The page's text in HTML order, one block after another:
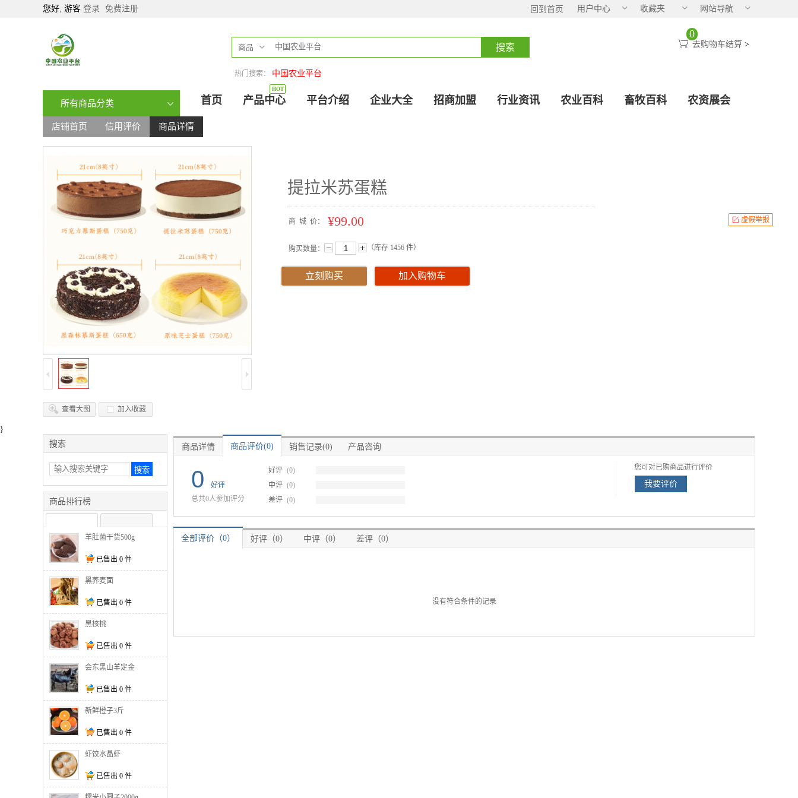
您好, 游客 登录 免费注册 回到首页 用户中心 收藏夹 网站导航
商品
热门搜索： 中国农业平台
去购物车结算 >
0
所有商品分类 首页 产品中心
HOT
平台介绍 企业大全 招商加盟 行业资讯 农业百科 畜牧百科 农资展会
店铺首页 信用评价 商品详情
查看大图 加入收藏
提拉米苏蛋糕
商 城 价： ¥99.00 虚假举报
购买数量： （库存 1456 件）
立刻购买 加入购物车
}
搜索
商品排行榜
羊肚菌干货500g
已售出 0 件
黑荞麦面
已售出 0 件
黑核桃
已售出 0 件
会东黑山羊定金
已售出 0 件
新鲜橙子3斤
已售出 0 件
虾饺水晶虾
已售出 0 件
商品详情 商品评价(0) 销售记录(0) 产品咨询
0
好评
总共0人参加评分
好评 (0)
中评 (0)
差评 (0)
您可对已购商品进行评价
我要评价
全部评价（0） 好评（0） 中评（0） 差评（0）
没有符合条件的记录